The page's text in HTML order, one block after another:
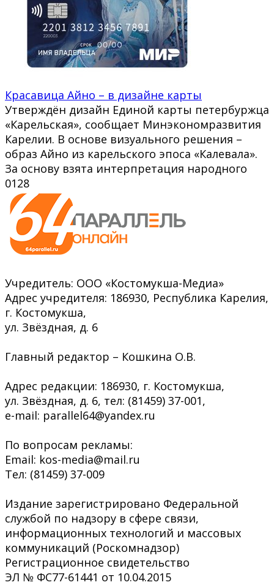
Красавица Айно – в дизайне карты
Утверждён дизайн Единой карты петербуржца
«Карельская», сообщает Минэкономразвития
Карелии. В основе визуального решения –
образ Айно из карельского эпоса «Калевала».
За основу взята интерпретация народного
0128
Учредитель: ООО «Костомукша-Медиа»
Адрес учредителя: 186930, Республика Карелия,
г. Костомукша,
ул. Звёздная, д. 6
Главный редактор – Кошкина О.В.
Адрес редакции: 186930, г. Костомукша,
ул. Звёздная, д. 6, тел: (81459) 37-001,
e-mail: parallel64@yandex.ru
По вопросам рекламы:
Email: kos-media@mail.ru
Тел: (81459) 37-009
Издание зарегистрировано Федеральной
службой по надзору в сфере связи,
информационных технологий и массовых
коммуникаций (Роскомнадзор)
Регистрационное свидетельство
ЭЛ № ФС77-61441 от 10.04.2015